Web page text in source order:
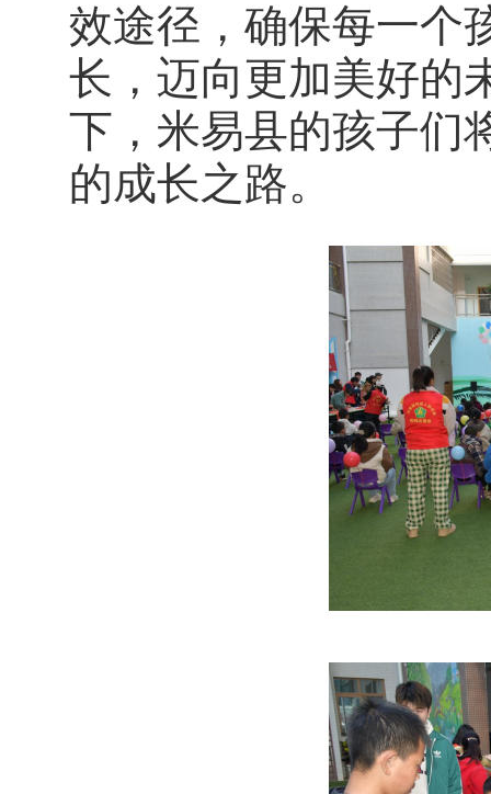
效途径，确保每一个
长，迈向更加美好的
下，米易县的孩子们
的成长之路。